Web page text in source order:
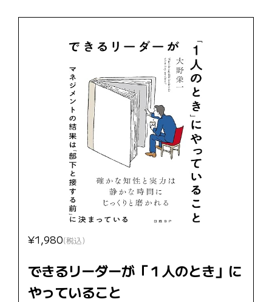
¥1,980(税込)
できるリーダーが「１人のとき」に
やっていること